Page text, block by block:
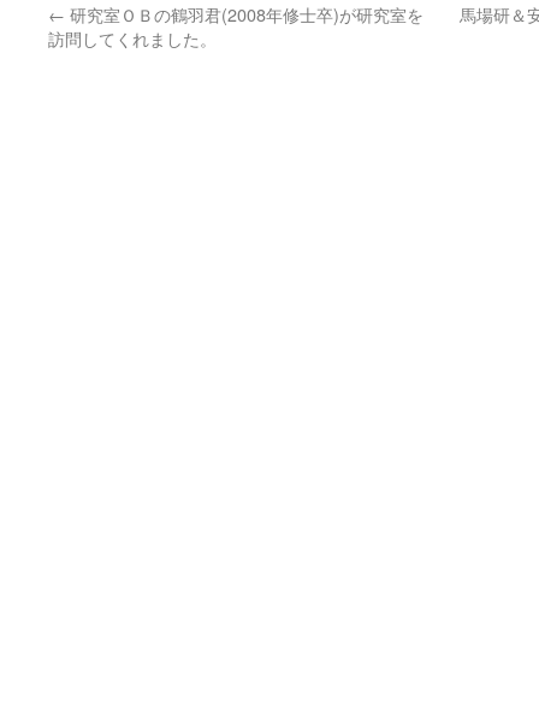
← 研究室ＯＢの鶴羽君(2008年修士卒)が研究室を
訪問してくれました。
馬場研＆